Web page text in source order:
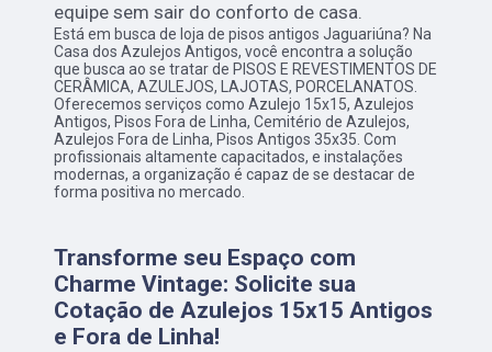
equipe sem sair do conforto de casa.
Está em busca de loja de pisos antigos Jaguariúna? Na
Casa dos Azulejos Antigos, você encontra a solução
que busca ao se tratar de PISOS E REVESTIMENTOS DE
CERÂMICA, AZULEJOS, LAJOTAS, PORCELANATOS.
Oferecemos serviços como Azulejo 15x15, Azulejos
Antigos, Pisos Fora de Linha, Cemitério de Azulejos,
Azulejos Fora de Linha, Pisos Antigos 35x35. Com
profissionais altamente capacitados, e instalações
modernas, a organização é capaz de se destacar de
forma positiva no mercado.
Transforme seu Espaço com
Charme Vintage: Solicite sua
Cotação de Azulejos 15x15 Antigos
e Fora de Linha!